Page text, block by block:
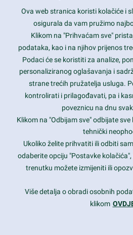
Latest trends and much more...
Contact Info
1600 Amphitheatre Parkway,
prothemes.net@gmail.com
Daily: 9:00 am - 6:00 pm
Sunday: Closed
Copyright 2017FRESHFACE© All Rights
Ova web stranica koristi kolačiće i
osigurala da vam pružimo
Klikom na "Prihvaćam sve"
podataka, kao i na njihov prijenos
Podaci će se koristiti za analize,
personaliziranog oglašavanja i
strane trećih pružatelja usluga.
kontrolirati i prilagođavati, pa i
poveznicu na dnu
Klikom na "Odbijam sve" odbijate
tehnički
Ukoliko želite prihvatiti ili odbiti
odaberite opciju "Postavke
trenutku možete izmijeniti ili
Više detalja o obradi osobnih
klikom